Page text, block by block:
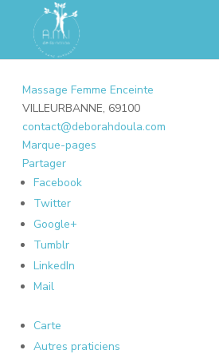
Massage Femme Enceinte
VILLEURBANNE, 69100
contact@deborahdoula.com
Marque-pages
Partager
Facebook
Twitter
Google+
Tumblr
LinkedIn
Mail
Carte
Autres praticiens